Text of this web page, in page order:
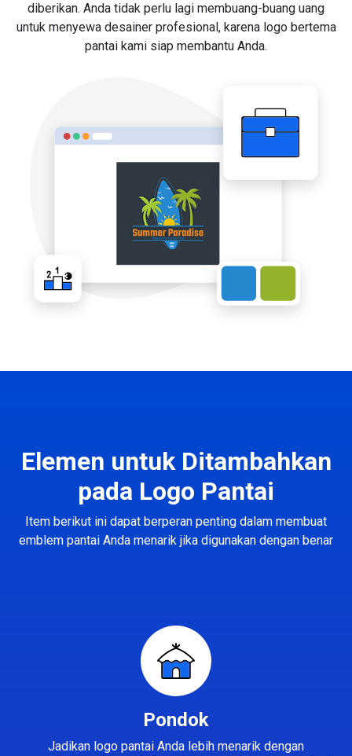
diberikan. Anda tidak perlu lagi membuang-buang uang
untuk menyewa desainer profesional, karena logo bertema
pantai kami siap membantu Anda.
Elemen untuk Ditambahkan
pada Logo Pantai
Item berikut ini dapat berperan penting dalam membuat
emblem pantai Anda menarik jika digunakan dengan benar
Pondok
Jadikan logo pantai Anda lebih menarik dengan